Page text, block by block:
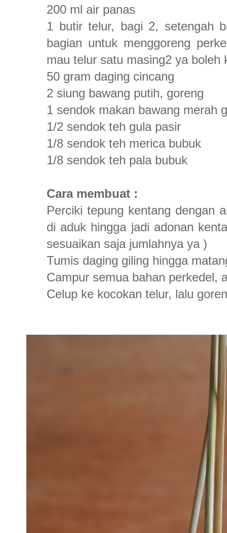
200 ml air panas
1 butir telur, bagi 2, setengah
bagian untuk menggoreng
mau telur satu masing2 ya boleh
50 gram daging cincang
2 siung bawang putih, goreng
1 sendok makan bawang merah
1/2 sendok teh gula pasir
1/8 sendok teh merica bubuk
1/8 sendok teh pala bubuk
Cara membuat :
Perciki tepung kentang dengan
di aduk hingga jadi adonan
sesuaikan saja jumlahnya ya )
Tumis daging giling hingga
Campur semua bahan perkedel,
Celup ke kocokan telur, lalu